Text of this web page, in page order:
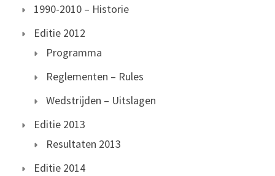
1990-2010 – Historie
Editie 2012
Programma
Reglementen – Rules
Wedstrijden – Uitslagen
Editie 2013
Resultaten 2013
Editie 2014